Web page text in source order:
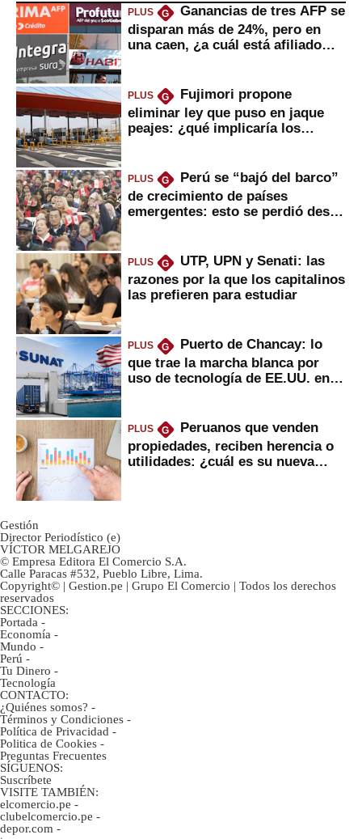
PLUS G
Ganancias de tres AFP se
disparan más de 24%, pero en
una caen, ¿a cuál está afiliado
PLUS G
Fujimori propone
eliminar ley que puso en jaque
peajes: ¿qué implicaría los
PLUS G
Perú se “bajó del barco”
de crecimiento de países
emergentes: esto se perdió desde
PLUS G
UTP, UPN y Senati: las
razones por la que los capitalinos
las prefieren para estudiar
PLUS G
Puerto de Chancay: lo
que trae la marcha blanca por
uso de tecnología de EE.UU. en
PLUS G
Peruanos que venden
propiedades, reciben herencia o
utilidades: ¿cuál es su nueva
Gestión
Director Periodístico (e)
VÍCTOR MELGAREJO
© Empresa Editora El Comercio S.A.
Calle Paracas #532, Pueblo Libre, Lima.
Copyright© | Gestion.pe | Grupo El Comercio | Todos los derechos
reservados
SECCIONES:
Portada -
Economía -
Mundo -
Perú -
Tu Dinero -
Tecnología
CONTACTO:
¿Quiénes somos? -
Términos y Condiciones -
Política de Privacidad -
Politica de Cookies -
Preguntas Frecuentes
SÍGUENOS:
Suscríbete
VISITE TAMBIÉN:
elcomercio.pe -
clubelcomercio.pe -
depor.com -